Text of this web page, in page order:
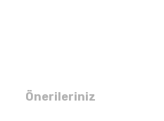
Önerileriniz